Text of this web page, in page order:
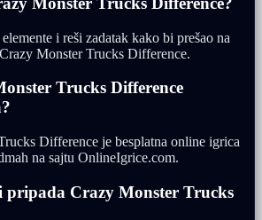
i reši zadatak kako bi prešao na
Monster Trucks Difference.
Trucks Difference
Difference je besplatna online igrica
na sajtu OnlineIgrice.com.
Crazy Monster Trucks